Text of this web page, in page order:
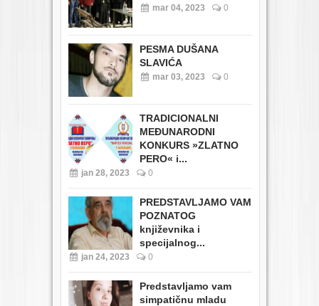
mar 04, 2023 0
PESMA DUŠANA
SLAVIĆA
mar 03, 2023 0
TRADICIONALNI
MEĐUNARODNI
KONKURS »ZLATNO
PERO« i...
jan 28, 2023 0
PREDSTAVLJAMO VAM
POZNATOG
književnika i
specijalnog...
jan 24, 2023 0
Predstavljamo vam
simpatičnu mladu